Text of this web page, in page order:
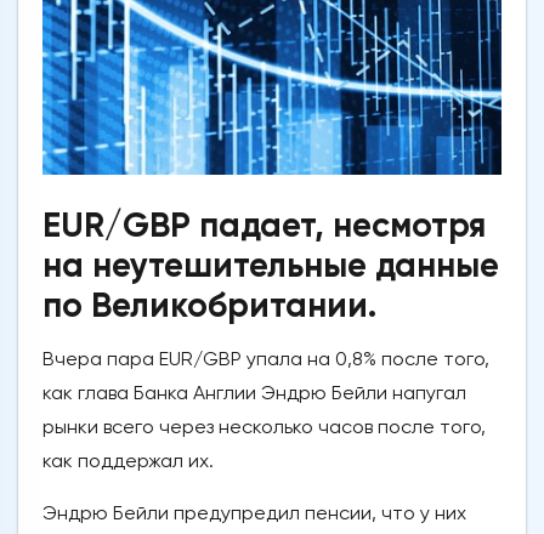
EUR/GBP падает, несмотря
на неутешительные данные
по Великобритании.
Вчера пара EUR/GBP упала на 0,8% после того,
как глава Банка Англии Эндрю Бейли напугал
рынки всего через несколько часов после того,
как поддержал их.
Эндрю Бейли предупредил пенсии, что у них